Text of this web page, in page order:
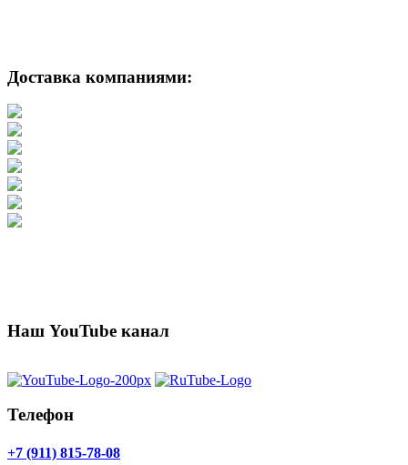
Доставка компаниями:
Наш YouTube канал
Телефон
+7 (911) 815-78-08